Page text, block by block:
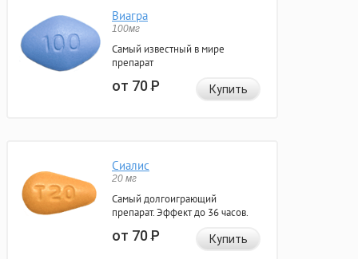
Виагра
100мг
Самый известный в мире
препарат
от 70Р Купить
Сиалис
20 мг
Самый долгоиграющий
препарат. Эффект до 36 часов.
от 70Р Купить